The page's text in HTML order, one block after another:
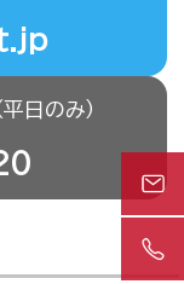
日のみ）